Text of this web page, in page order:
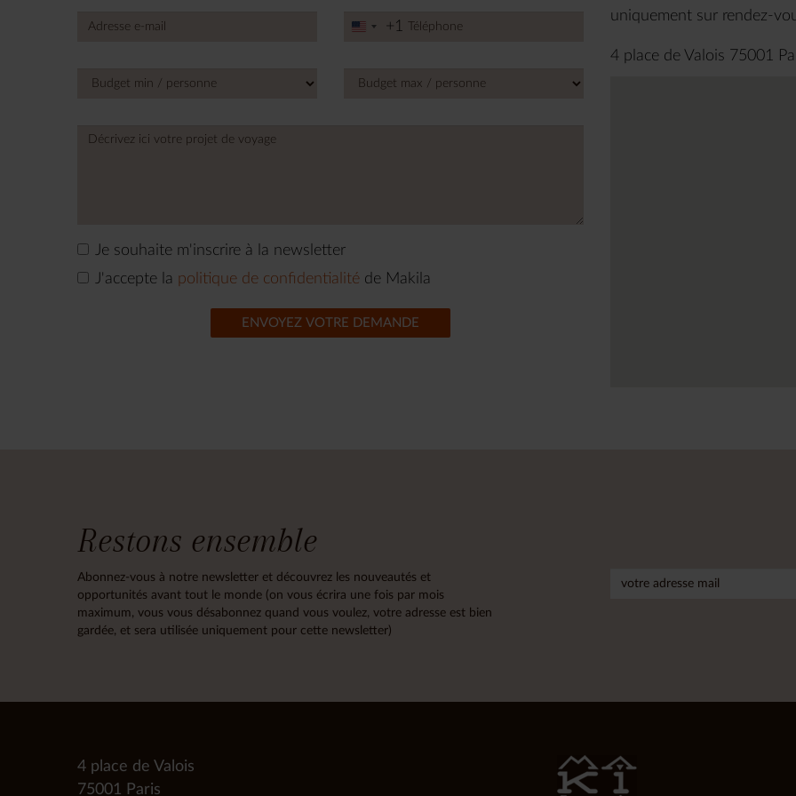
United
+1
+1
Je souhaite m'inscrire à la newsletter
J'accepte la politique de confidentialité de Makila
ENVOYEZ VOTRE DEMANDE
uniquement sur rendez-
4 place de Valois 75001
Restons ensemble
Abonnez-vous à notre newsletter et découvrez les nouveautés et
opportunités avant tout le monde (on vous écrira une fois par mois
maximum, vous vous désabonnez quand vous voulez, votre adresse est bien
gardée, et sera utilisée uniquement pour cette newsletter)
4 place de Valois
75001 Paris